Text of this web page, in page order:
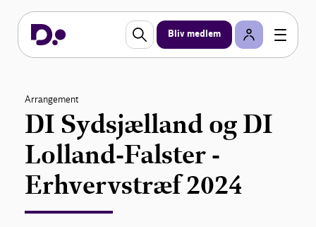
Bliv medlem
Arrangement
DI Sydsjælland og DI
Lolland-Falster -
Erhvervstræf 2024